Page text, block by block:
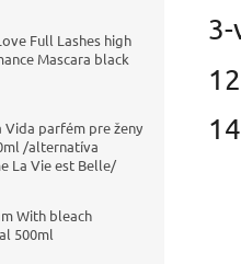
Full Lashes high
Mascara black
Vida parfém pre ženy
/alternatíva
La Vie est Belle/
With bleach
500ml